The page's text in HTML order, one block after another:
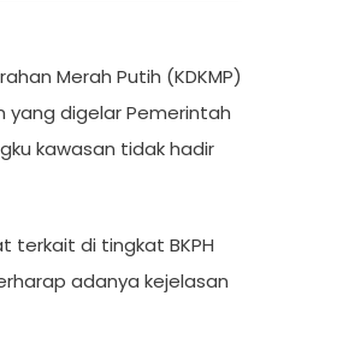
Merah Putih (KDKMP)
yang digelar Pemerintah
kawasan tidak hadir
terkait di tingkat BKPH
adanya kejelasan